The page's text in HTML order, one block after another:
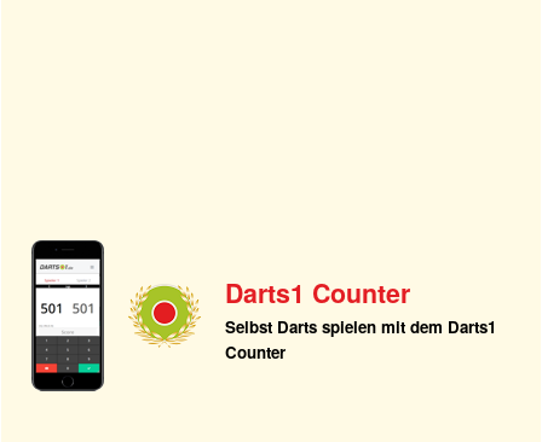
Darts1 Counter
Selbst Darts spielen mit dem Darts1
Counter